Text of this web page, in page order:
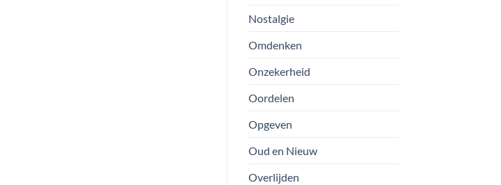
Nostalgie
Omdenken
Onzekerheid
Oordelen
Opgeven
Oud en Nieuw
Overlijden